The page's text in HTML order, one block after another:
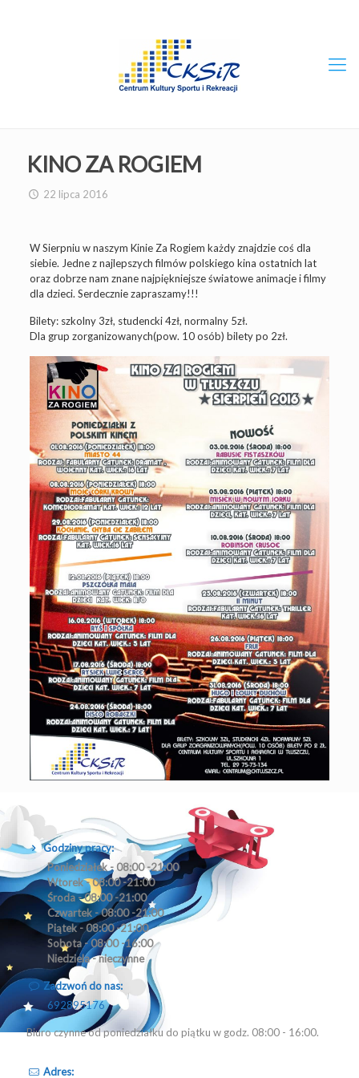
KINO ZA ROGIEM
22 lipca 2016
W Sierpniu w naszym Kinie Za Rogiem każdy znajdzie coś dla
siebie. Jedne z najlepszych filmów polskiego kina ostatnich lat
oraz dobrze nam znane najpiękniejsze światowe animacje i filmy
dla dzieci. Serdecznie zapraszamy!!!
Bilety: szkolny 3zł, studencki 4zł, normalny 5zł.
Dla grup zorganizowanych(pow. 10 osób) bilety po 2zł.
Godziny pracy:
Poniedziałek - 08:00 -21:00
Wtorek - 08:00 -21:00
Środa - 08:00 -21:00
Czwartek - 08:00 -21:00
Piątek - 08:00 -21:00
Sobota - 08:00 -16:00
Niedziela - nieczynne
Zadzwoń do nas:
692895176
Biuro czynne od poniedziałku do piątku w godz. 08:00 - 16:00.
Adres: